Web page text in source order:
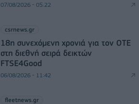
07/08/2026 - 05:22
csrnews.gr
18η συνεχόμενη χρονιά για τον ΟΤΕ
στη διεθνή σειρά δεικτών
FTSE4Good
06/08/2026 - 11:42
fleetnews.gr